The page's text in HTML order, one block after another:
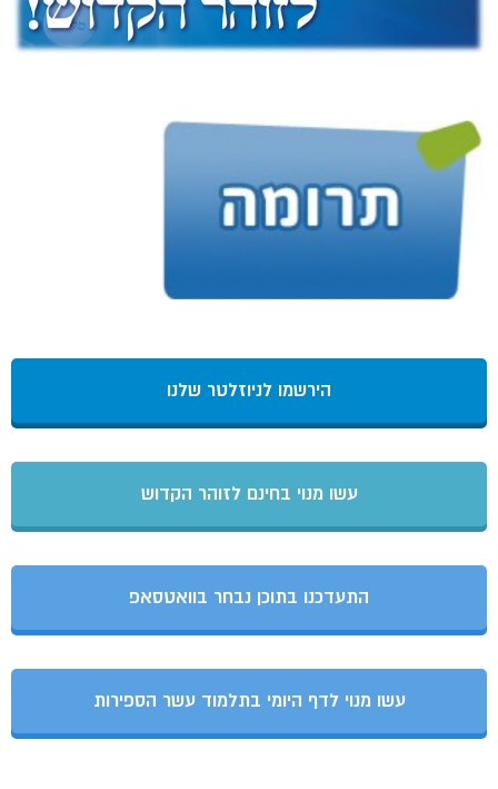
הירשמו לניוזלטר שלנו
עשו מנוי בחינם לזוהר הקדוש
התעדכנו בתוכן נבחר בוואטסאפ
עשו מנוי לדף היומי בתלמוד עשר הספירות